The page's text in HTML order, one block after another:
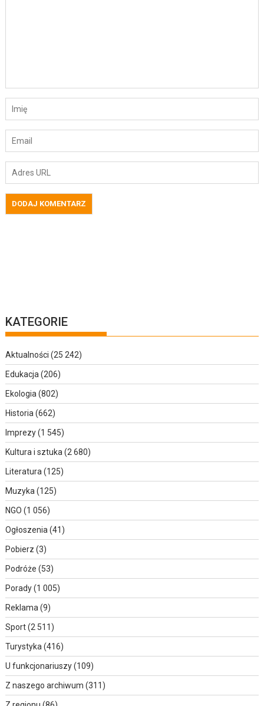
KATEGORIE
Aktualności (25 242)
Edukacja(206)
Ekologia(802)
Historia(662)
Imprezy(1 545)
Kultura i sztuka(2 680)
Literatura(125)
Muzyka(125)
NGO (1 056)
Ogłoszenia(41)
Pobierz (3)
Podróże (53)
Porady(1 005)
Reklama(9)
Sport(2 511)
Turystyka(416)
U funkcjonariuszy(109)
Z naszego archiwum (311)